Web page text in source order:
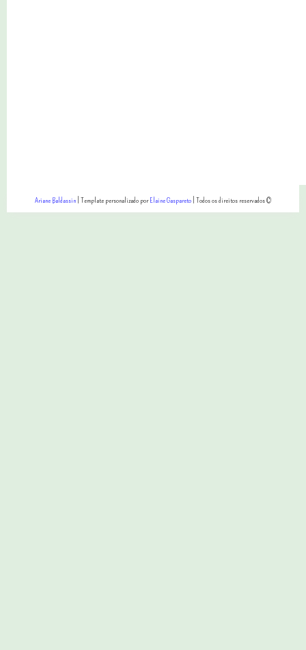
Ariane Baldassin| Template personalizado porElaine Gaspareto| Todos os direitos reservados ©